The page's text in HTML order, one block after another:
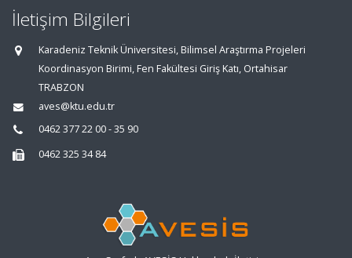
İletişim Bilgileri
Karadeniz Teknik Üniversitesi, Bilimsel Araştırma Projeleri
Koordinasyon Birimi, Fen Fakültesi Giriş Katı, Ortahisar
TRABZON
aves@ktu.edu.tr
0462 377 22 00 - 35 90
0462 325 34 84